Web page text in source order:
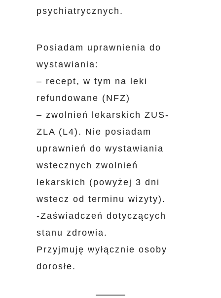
psychiatrycznych.
Posiadam uprawnienia do
wystawiania:
– recept, w tym na leki
refundowane (NFZ)
– zwolnień lekarskich ZUS-
ZLA (L4). Nie posiadam
uprawnień do wystawiania
wstecznych zwolnień
lekarskich (powyżej 3 dni
wstecz od terminu wizyty).
-Zaświadczeń dotyczących
stanu zdrowia.
Przyjmuję wyłącznie osoby
dorosłe.